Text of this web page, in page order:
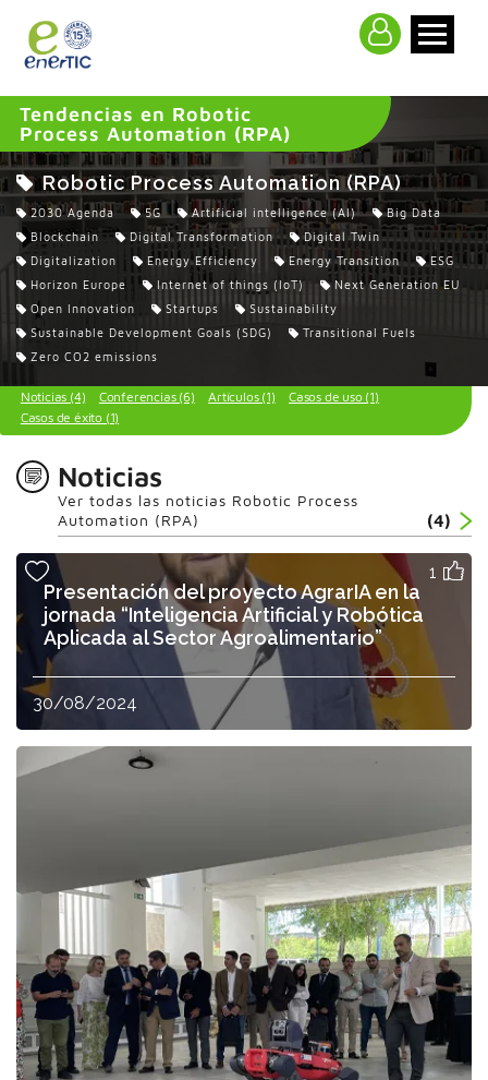
Tendencias en Robotic
Process Automation (RPA)
Robotic Process Automation (RPA)
2030 Agenda 5G Artificial intelligence (AI)
Big Data
Blockchain
Digital Transformation
Digital Twin
Digitalization
Energy Efficiency Energy Transition
ESG
Horizon Europe
Internet of things (IoT)
Next Generation EU
Open Innovation
Startups
Sustainability
Sustainable Development Goals (SDG)
Transitional Fuels
Zero CO2 emissions
Noticias (4) Conferencias (6) Artículos (1)
Casos de uso (1)
Casos de éxito (1)
Noticias
Ver todas las noticias Robotic Process
Automation (RPA)
(4)
1
Presentación del proyecto AgrarIA en la
jornada “Inteligencia Artificial y Robótica
Aplicada al Sector Agroalimentario”
30/08/2024